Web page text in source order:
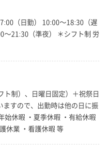
（日勤） 10:00～18:30（遅
～21:30（準夜） ＊シフト制 労
制）、日曜日固定）＋祝祭日
すので、出勤時は他の日に振
始休暇 ・夏季休暇 ・有給休暇
休業 ・看護休暇 等